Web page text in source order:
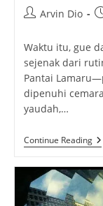
PostArvin Dio
Waktu itu, gue
sejenak dari
Pantai
dipenuhi
yaudah,…
Continue Reading
Di